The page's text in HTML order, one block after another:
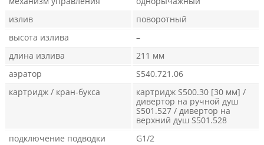
излив
поворотный
высота излива
–
длина излива
211 мм
аэратор
S540.721.06
картридж / кран-букса
картридж S500.30 [30 мм] /
дивертор на ручной душ
S501.527 / дивертор на
верхний душ S501.528
подключение подводки
G1/2